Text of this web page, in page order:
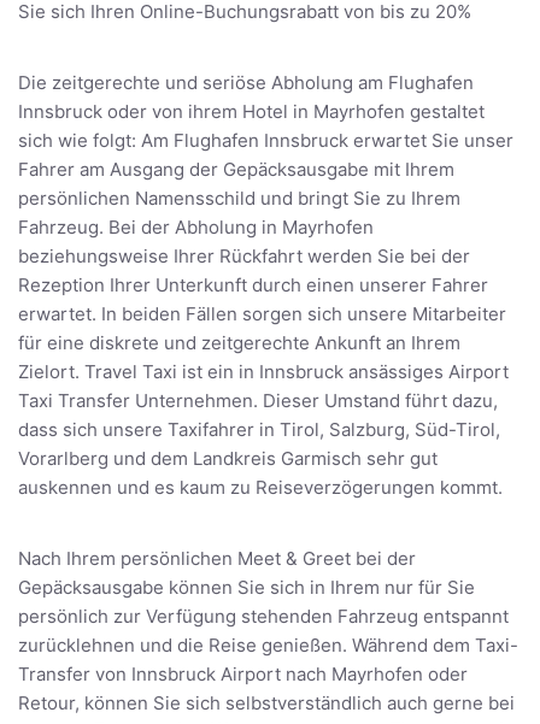
Sie sich Ihren Online-Buchungsrabatt von bis zu 20%
Die zeitgerechte und seriöse Abholung am Flughafen
Innsbruck oder von ihrem Hotel in Mayrhofen gestaltet
sich wie folgt: Am Flughafen Innsbruck erwartet Sie unser
Fahrer am Ausgang der Gepäcksausgabe mit Ihrem
persönlichen Namensschild und bringt Sie zu Ihrem
Fahrzeug. Bei der Abholung in Mayrhofen
beziehungsweise Ihrer Rückfahrt werden Sie bei der
Rezeption Ihrer Unterkunft durch einen unserer Fahrer
erwartet. In beiden Fällen sorgen sich unsere Mitarbeiter
für eine diskrete und zeitgerechte Ankunft an Ihrem
Zielort. Travel Taxi ist ein in Innsbruck ansässiges Airport
Taxi Transfer Unternehmen. Dieser Umstand führt dazu,
dass sich unsere Taxifahrer in Tirol, Salzburg, Süd-Tirol,
Vorarlberg und dem Landkreis Garmisch sehr gut
auskennen und es kaum zu Reiseverzögerungen kommt.
Nach Ihrem persönlichen Meet & Greet bei der
Gepäcksausgabe können Sie sich in Ihrem nur für Sie
persönlich zur Verfügung stehenden Fahrzeug entspannt
zurücklehnen und die Reise genießen. Während dem Taxi-
Transfer von Innsbruck Airport nach Mayrhofen oder
Retour, können Sie sich selbstverständlich auch gerne bei